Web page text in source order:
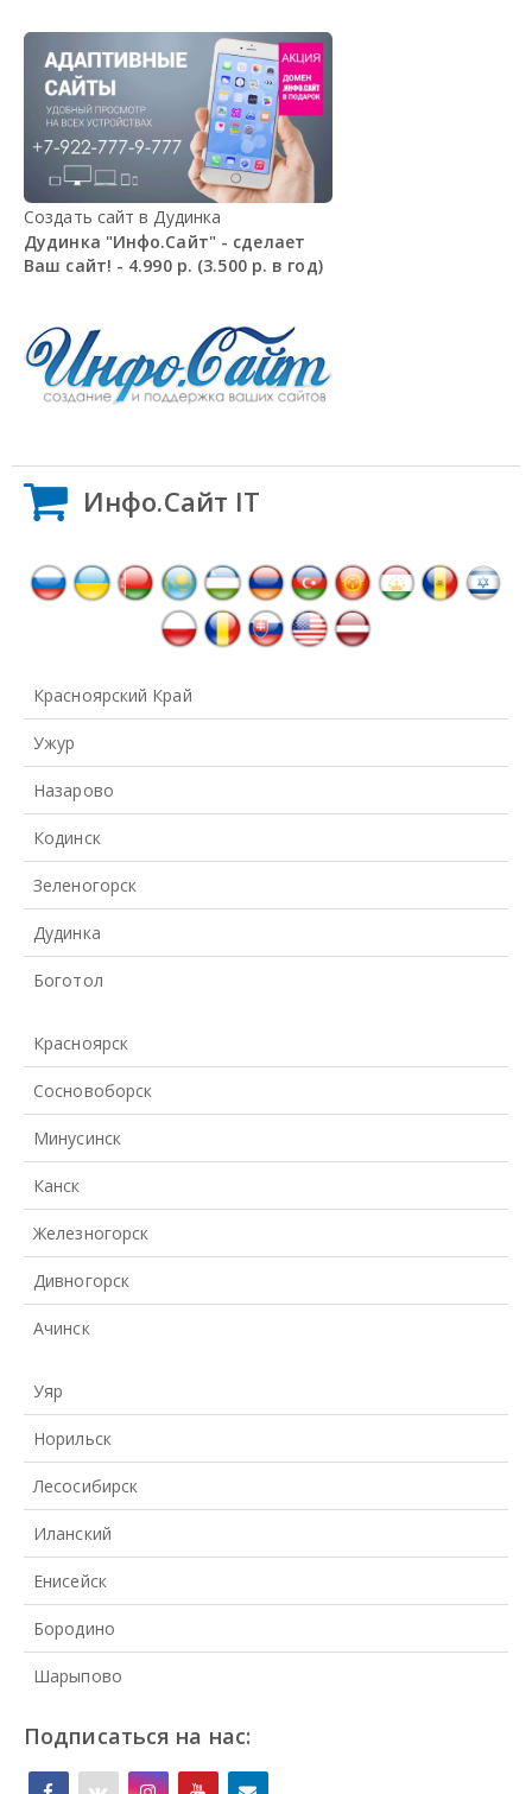
Создать сайт в Дудинка
Дудинка "Инфо.Сайт" - сделает
Ваш сайт! - 4.990 р. (3.500 р. в год)
Инфо.Сайт IT
Красноярский Край
Ужур
Назарово
Кодинск
Зеленогорск
Дудинка
Боготол
Красноярск
Сосновоборск
Минусинск
Канск
Железногорск
Дивногорск
Ачинск
Уяр
Норильск
Лесосибирск
Иланский
Енисейск
Бородино
Шарыпово
Подписаться на нас: